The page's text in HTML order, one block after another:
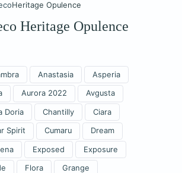
Heritage Opulence
Heritage Opulence
Anastasia Asperia
Aurora 2022 Avgusta
Doria Chantilly Ciara
Spirit Cumaru Dream
Exposed Exposure
Flora Grange